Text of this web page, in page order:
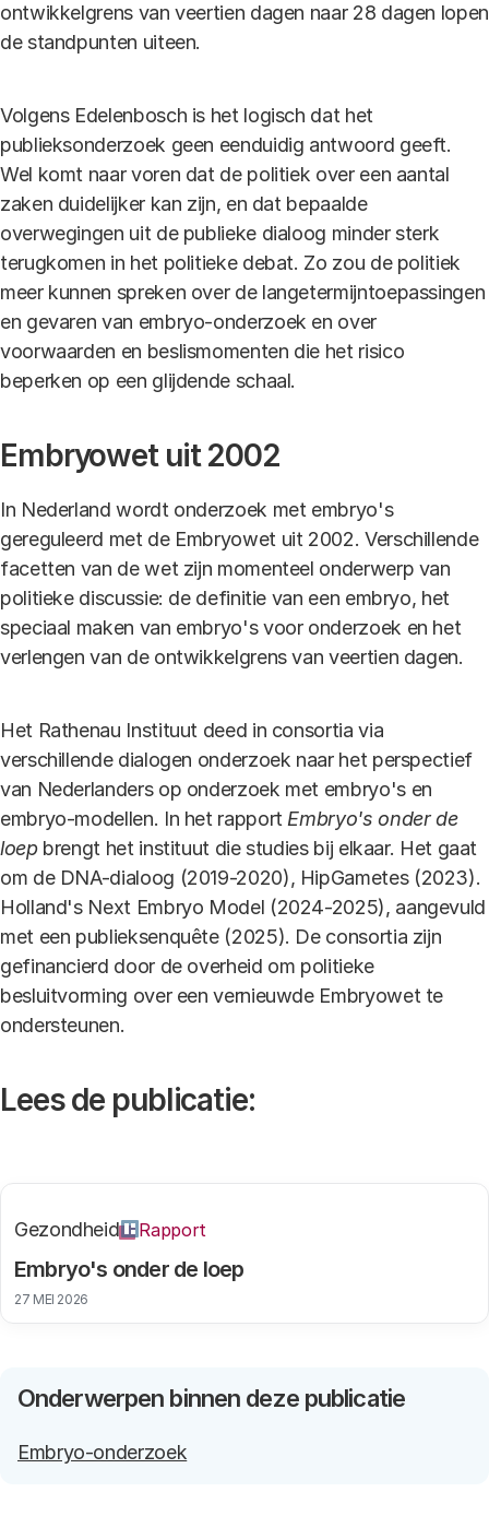
ontwikkelgrens van veertien dagen naar 28 dagen lopen
de standpunten uiteen.
Volgens Edelenbosch is het logisch dat het
publieksonderzoek geen eenduidig antwoord geeft.
Wel komt naar voren dat de politiek over een aantal
zaken duidelijker kan zijn, en dat bepaalde
overwegingen uit de publieke dialoog minder sterk
terugkomen in het politieke debat. Zo zou de politiek
meer kunnen spreken over de langetermijntoepassingen
en gevaren van embryo-onderzoek en over
voorwaarden en beslismomenten die het risico
beperken op een glijdende schaal.
Embryowet uit 2002
In Nederland wordt onderzoek met embryo's
gereguleerd met de Embryowet uit 2002. Verschillende
facetten van de wet zijn momenteel onderwerp van
politieke discussie: de definitie van een embryo, het
speciaal maken van embryo's voor onderzoek en het
verlengen van de ontwikkelgrens van veertien dagen.
Het Rathenau Instituut deed in consortia via
verschillende dialogen onderzoek naar het perspectief
van Nederlanders op onderzoek met embryo's en
embryo-modellen. In het rapport Embryo's onder de
loepbrengt het instituut die studies bij elkaar. Het gaat
om de DNA-dialoog (2019-2020), HipGametes (2023).
Holland's Next Embryo Model (2024-2025), aangevuld
met een publieksenquête (2025). De consortia zijn
gefinancierd door de overheid om politieke
besluitvorming over een vernieuwde Embryowet te
ondersteunen.
Lees de publicatie:
Embryo's onder de loep
Gezondheid Rapport
27 MEI 2026
Onderwerpen binnen deze publicatie
Embryo-onderzoek